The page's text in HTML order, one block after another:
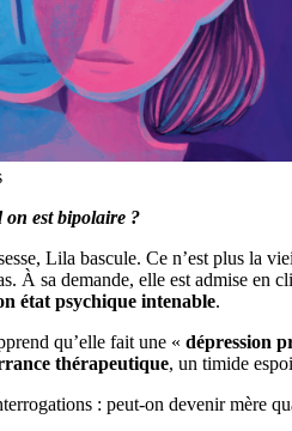
on est bipolaire ?
Lila bascule. Ce n’est plus la
À sa demande, elle est admise en
état psychique intenable.
qu’elle fait une « dépression
thérapeutique, un timide
: peut-on devenir mère